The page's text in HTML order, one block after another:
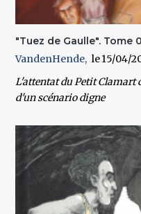
"Tuez de Gaulle". Tome
VandenHende
15/04/
L'attentat du Petit Clamart
d'un scénario digne